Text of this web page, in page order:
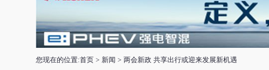
您现在的位置:首页 > 新闻 > 两会新政 共享出行或迎来发展新机遇